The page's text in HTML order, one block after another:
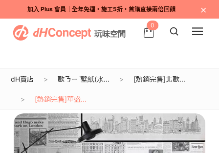
加入 Plus 會員｜全年免運・施工5折・首購直接兩倍回饋 ×
0
dH賣店 歐ㄋㄧˋ壁紙(水... [熱銷完售]北歐...
[熱銷完售]華盛...